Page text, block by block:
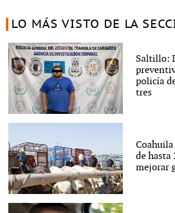
LO MÁS VISTO DE LA
Saltillo:
policía
tres
de hasta
mejorar